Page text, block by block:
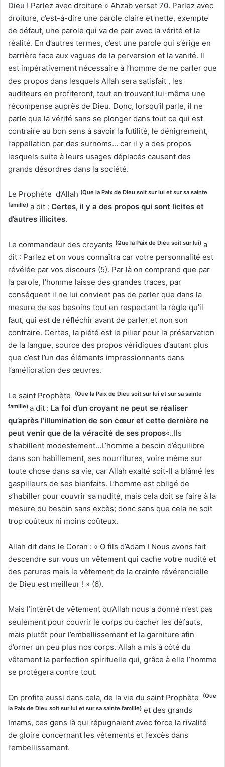
Dieu ! Parlez avec droiture » Ahzab verset 70. Parlez avec
droiture, c’est-à-dire une parole claire et nette, exempte
de défaut, une parole qui va de pair avec la vérité et la
réalité. En d’autres termes, c’est une parole qui s’érige en
barrière face aux vagues de la perversion et la vanité. Il
est impérativement nécessaire à l’homme de ne parler que
des propos dans lesquels Allah sera satisfait , les
auditeurs en profiteront, tout en trouvant lui-même une
récompense auprès de Dieu. Donc, lorsqu’il parle, il ne
parle que la vérité sans se plonger dans tout ce qui est
contraire au bon sens à savoir la futilité, le dénigrement,
l’appellation par des surnoms… car il y a des propos
lesquels suite à leurs usages déplacés causent des
grands désordres dans la société.
Le Prophète d’Allah (Que la Paix de Dieu soit sur lui et sur sa sainte
famille) a dit : Certes, il y a des propos qui sont licites et
d’autres illicites.
Le commandeur des croyants (Que la Paix de Dieu soit sur lui) a
dit : Parlez et on vous connaîtra car votre personnalité est
révélée par vos discours (5). Par là on comprend que par
la parole, l’homme laisse des grandes traces, par
conséquent il ne lui convient pas de parler que dans la
mesure de ses besoins tout en respectant la règle qu’il
faut, qui est de réfléchir avant de parler et non son
contraire. Certes, la piété est le pilier pour la préservation
de la langue, source des propos véridiques d’autant plus
que c’est l’un des éléments impressionnants dans
l’amélioration des œuvres.
Le saint Prophète
(Que la Paix de Dieu soit sur lui et sur sa sainte
famille) a dit : La foi d’un croyant ne peut se réaliser
qu’après l’illumination de son cœur et cette dernière ne
peut venir que de la véracité de ses propos«..Ils
s’habillent modestement…L’homme a besoin d’équilibre
dans son habillement, ses nourritures, voire même sur
toute chose dans sa vie, car Allah exalté soit-Il a blâmé les
gaspilleurs de ses bienfaits. L’homme est obligé de
s’habiller pour couvrir sa nudité, mais cela doit se faire à la
mesure du besoin sans excès; donc sans que cela ne soit
trop coûteux ni moins coûteux.
Allah dit dans le Coran : « O fils d’Adam ! Nous avons fait
descendre sur vous un vêtement qui cache votre nudité et
des parures mais le vêtement de la crainte révérencielle
de Dieu est meilleur ! » (6).
Mais l’intérêt de vêtement qu’Allah nous a donné n’est pas
seulement pour couvrir le corps ou cacher les défauts,
mais plutôt pour l’embellissement et la garniture afin
d’orner un peu plus nos corps. Allah a mis à côté du
vêtement la perfection spirituelle qui, grâce à elle l’homme
se protégera contre tout.
On profite aussi dans cela, de la vie du saint Prophète
(Que
la Paix de Dieu soit sur lui et sur sa sainte famille) et des grands
Imams, ces gens là qui répugnaient avec force la rivalité
de gloire concernant les vêtements et l’excès dans
l’embellissement.